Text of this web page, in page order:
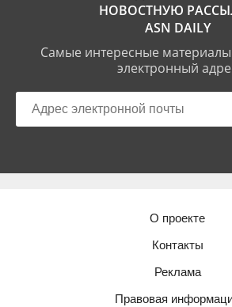
НОВОСТНУЮ
ASN DAILY
Самые интересные
электронный
О проекте
Контакты
Реклама
Правовая